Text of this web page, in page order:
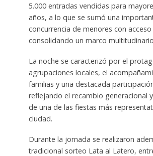
5.000 entradas vendidas para
años, a lo que se sumó una
concurrencia de menores con acceso
consolidando un marco
La noche se caracterizó por el
agrupaciones locales, el
familias y una destacada
reflejando el recambio generacional
de una de las fiestas más
ciudad.
Durante la jornada se realizaron
tradicional sorteo Lata al Latero,